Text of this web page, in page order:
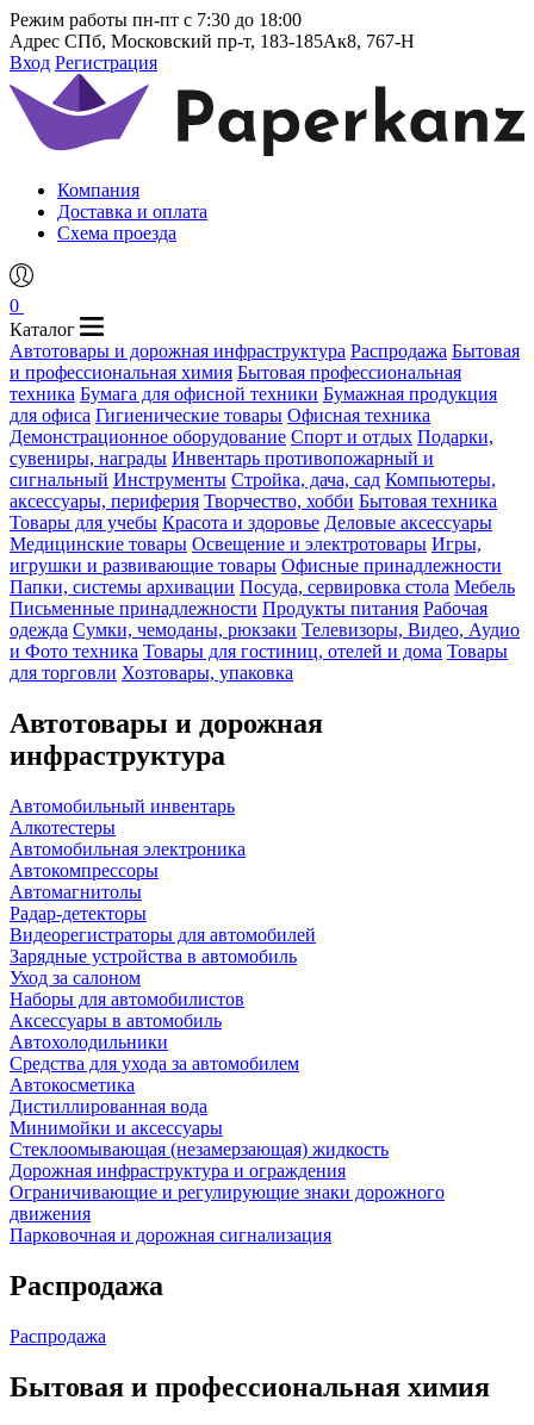
Режим работы пн-пт с 7:30 до 18:00
Адрес СПб, Московский пр-т, 183-185Ак8, 767-Н
Вход Регистрация
Компания
Доставка и оплата
Схема проезда
0
Каталог
Автотовары и дорожная инфраструктура Распродажа Бытовая
и профессиональная химия Бытовая профессиональная
техника Бумага для офисной техники Бумажная продукция
для офиса Гигиенические товары Офисная техника
Демонстрационное оборудование Спорт и отдых Подарки,
сувениры, награды Инвентарь противопожарный и
сигнальный Инструменты Стройка, дача, сад Компьютеры,
аксессуары, периферия Творчество, хобби Бытовая техника
Товары для учебы Красота и здоровье Деловые аксессуары
Медицинские товары Освещение и электротовары Игры,
игрушки и развивающие товары Офисные принадлежности
Папки, системы архивации Посуда, сервировка стола Мебель
Письменные принадлежности Продукты питания Рабочая
одежда Сумки, чемоданы, рюкзаки Телевизоры, Видео, Аудио
и Фото техника Товары для гостиниц, отелей и дома Товары
для торговли Хозтовары, упаковка
Автотовары и дорожная
инфраструктура
Автомобильный инвентарь
Алкотестеры
Автомобильная электроника
Автокомпрессоры
Автомагнитолы
Радар-детекторы
Видеорегистраторы для автомобилей
Зарядные устройства в автомобиль
Уход за салоном
Наборы для автомобилистов
Аксессуары в автомобиль
Автохолодильники
Средства для ухода за автомобилем
Автокосметика
Дистиллированная вода
Минимойки и аксессуары
Стеклоомывающая (незамерзающая) жидкость
Дорожная инфраструктура и ограждения
Ограничивающие и регулирующие знаки дорожного
движения
Парковочная и дорожная сигнализация
Распродажа
Распродажа
Бытовая и профессиональная химия